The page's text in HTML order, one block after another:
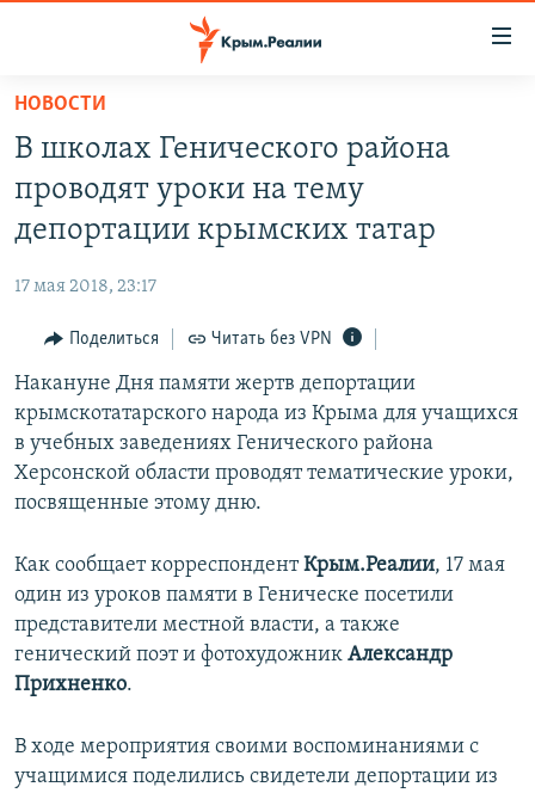
Вернуться
основному
содержанию
Вернутся
главной
Вернутся
поиску
11 ЛЕТ ОККУПАЦИИ КРЫМА. 11 ИСТОРИЙ СОПРОТИВЛЕНИЯ
ВОДА
ЕЩЕ
ИНТЕРАКТИВ
ИНФОГРАФИКА
ТЕЛЕПРОЕКТ КРЫМ.РЕАЛИИ
СОВЕТЫ ПРАВОЗАЩИТНИКОВ
ПРОПАВШИЕ БЕЗ ВЕСТИ
ПОБЕДИТЕЛЕЙ НЕ СУДЯТ?
КРЫМ.НЕПОКОРЕННЫЙ
УКРАИНСКАЯ ПРОБЛЕМА КРЫМА
РАДІО СВОБОДА
КАК ОБОЙТИ БЛОКИРОВКУ
Українською
Qırımtatar
ПРИСОЕДИНЯЙТЕСЬ!
НОВОСТИ
В школах Генического района
проводят уроки на тему
депортации крымских татар
17 мая 2018, 23:17
Поделиться Читать без VPN
Накануне Дня памяти жертв депортации
крымскотатарского народа из Крыма для учащихся
в учебных заведениях Генического района
Херсонской области проводят тематические уроки,
посвященные этому дню.
Как сообщает корреспондентКрым.Реалии, 17 мая
один из уроков памяти в Геническе посетили
представители местной власти, а также
генический поэт и фотохудожник Александр
Прихненко.
В ходе мероприятия своими воспоминаниями с
учащимися поделились свидетели депортации из